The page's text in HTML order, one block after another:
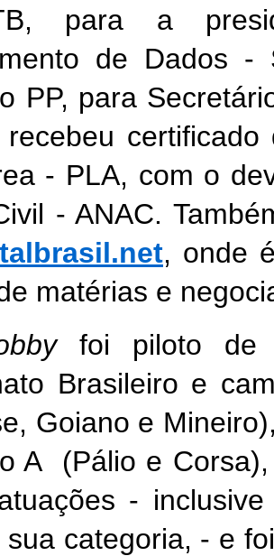
para a
de Dados
PP, para
recebeu
- PLA, com o
- ANAC.
, onde
matérias e
foi piloto de
Brasileiro e
Goiano e
A (Pálio e
-
categoria, - e